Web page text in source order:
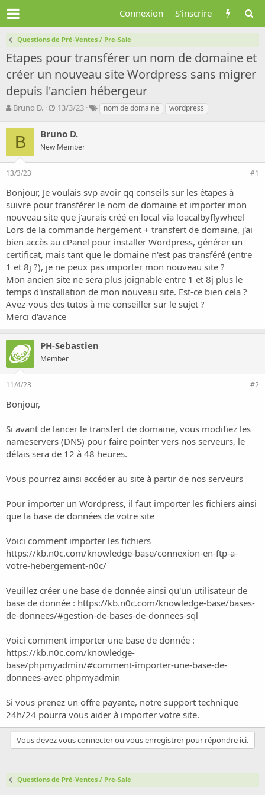
Connexion S'inscrire
Questions de Pré-Ventes / Pre-Sale
Etapes pour transférer un nom de domaine et
créer un nouveau site Wordpress sans migrer
depuis l'ancien hébergeur
A
t
e
u
r
d
l
a
d
i
s
c
u
s
s
i
o
n
Bruno D.
D
e
d
e
b
u
t
13/3/23
Tnom de domaine wordpress
B Bruno D.
New Member
13/3/23 #1
Bonjour, Je voulais svp avoir qq conseils sur les étapes à
suivre pour transférer le nom de domaine et importer mon
nouveau site que j'aurais créé en local via loacalbyflywheel
Lors de la commande hergement + transfert de domaine, j'ai
bien accès au cPanel pour installer Wordpress, générer un
certificat, mais tant que le domaine n'est pas transféré (entre
1 et 8j ?), je ne peux pas importer mon nouveau site ?
Mon ancien site ne sera plus joignable entre 1 et 8j plus le
temps d'installation de mon nouveau site. Est-ce bien cela ?
Avez-vous des tutos à me conseiller sur le sujet ?
Merci d'avance
PH-Sebastien
Member
11/4/23 #2
Bonjour,
Si avant de lancer le transfert de domaine, vous modifiez les
nameservers (DNS) pour faire pointer vers nos serveurs, le
délais sera de 12 à 48 heures.
Vous pourrez ainsi accéder au site à partir de nos serveurs
Pour importer un Wordpress, il faut importer les fichiers ainsi
que la base de données de votre site
Voici comment importer les fichiers
https://kb.n0c.com/knowledge-base/connexion-en-ftp-a-
votre-hebergement-n0c/
Veuillez créer une base de donnée ainsi qu'un utilisateur de
base de donnée : https://kb.n0c.com/knowledge-base/bases-
de-donnees/#gestion-de-bases-de-donnees-sql
Voici comment importer une base de donnée :
https://kb.n0c.com/knowledge-
base/phpmyadmin/#comment-importer-une-base-de-
donnees-avec-phpmyadmin
Si vous prenez un offre payante, notre support technique
24h/24 pourra vous aider à importer votre site.
Vous devez vous connecter ou vous enregistrer pour répondre ici.
Questions de Pré-Ventes / Pre-Sale